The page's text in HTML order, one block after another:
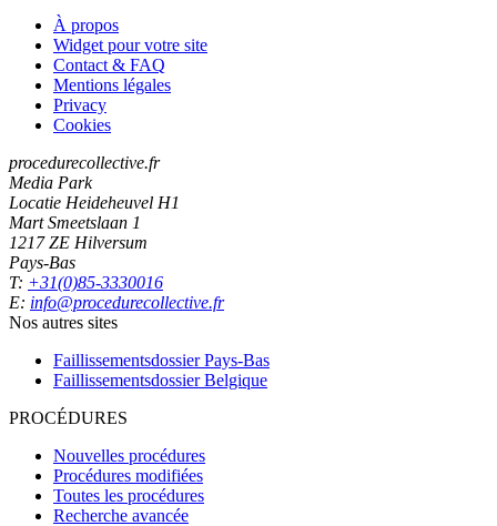
À propos
Widget pour votre site
Contact & FAQ
Mentions légales
Privacy
Cookies
procedurecollective.fr
Media Park
Locatie Heideheuvel H1
Mart Smeetslaan 1
1217 ZE Hilversum
Pays-Bas
T: +31(0)85-3330016
E: info@procedurecollective.fr
Nos autres sites
Faillissementsdossier Pays-Bas
Faillissementsdossier Belgique
PROCÉDURES
Nouvelles procédures
Procédures modifiées
Toutes les procédures
Recherche avancée